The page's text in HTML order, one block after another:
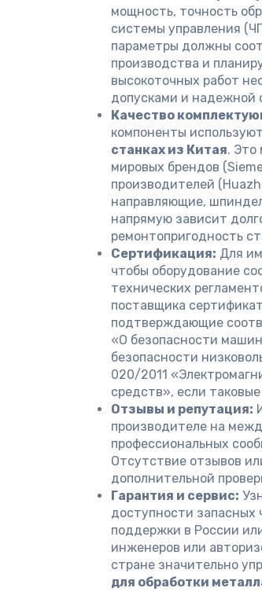
мощность, точность
системы управления
параметры должны
производства и
высокоточных работ
допусками и надежной
Качество
компоненты
станках из Китая. Это
мировых брендов
производителей
направляющие,
напрямую зависит
ремонтопригодность
Сертификация: Для
чтобы оборудование
технических
поставщика
подтверждающие
«О безопасности
безопасности
020/2011
средств», если
Отзывы и репутация:
производителе на
профессиональных
Отсутствие отзывов
дополнительной
Гарантия и сервис:
доступности запасных
поддержки в России
инженеров или
стране значительно
для обработки